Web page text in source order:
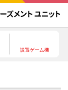
設置ゲーム機